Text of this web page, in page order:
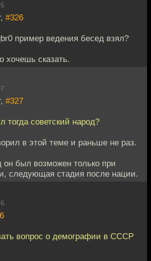
#326
пример ведения бесед взял?
хочешь сказать.
#327
тогда советский народ?
в этой теме и раньше не раз.
он был возможен только при
следующая стадия после нации.
вопрос о демографии в СССР